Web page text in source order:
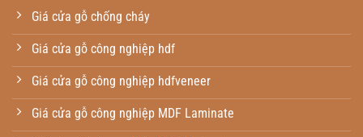
Giá cửa gỗ chống cháy
Giá cửa gỗ công nghiệp hdf
Giá cửa gỗ công nghiệp hdfveneer
Giá cửa gỗ công nghiệp MDF Laminate